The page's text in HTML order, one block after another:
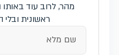
מהר, לרוב עוד
ראשונית ובלי